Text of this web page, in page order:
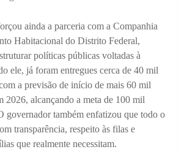
ainda a parceria com a Companhia
Habitacional do Distrito Federal,
políticas públicas voltadas à
ele, já foram entregues cerca de 40 mil
a previsão de início de mais 60 mil
2026, alcançando a meta de 100 mil
governador também enfatizou que todo o
transparência, respeito às filas e
que realmente necessitam.